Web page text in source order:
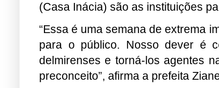
(Casa Inácia) são as instituições
“Essa é uma semana de extrema
para o público. Nosso dever é
delmirenses e torná-los agentes
preconceito”, afirma a prefeita